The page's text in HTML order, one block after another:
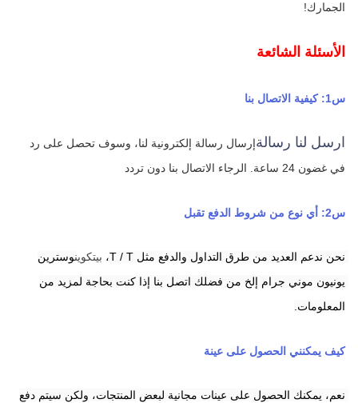
الجمارك!
الأسئلة الشائعة
س1: كيفية الاتصال بنا
ارسل لنا رسالة
إرسال رسالة إلكترونية لنا، وسوف تحصل على رد
في غضون 24 ساعة.
الرجاء الاتصال بنا دون تردد
س2: أي نوع من شروط الدفع تقبل
نحن ندعم العديد من طرق التداول والدفع مثل T / T، بيتكوين
وسترين
يونيون موني جرام
إلخ من فضلك اتصل بنا إذا كنت بحاجة لمزيد من
المعلومات.
كيف يمكنني الحصول على عينة
نعم، يمكنك الحصول على عينات مجانية لبعض المنتجات، ولكن سيتم دفع